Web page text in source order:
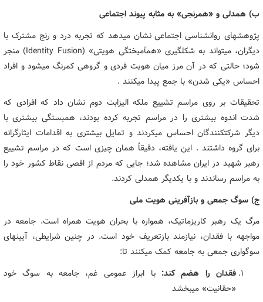
ب) همدلی و «همرنجی» به مثابه پیوند اجتماعی
پژوهشهای روانشناسی اجتماعی نشان میدهد که تجربه درد و رنج مشترک با
دیگران، میتواند به شکلگیری «همآمیختگی هویتی» (Identity Fusion) منجر
شود؛ حالتی که در آن مرز میان هویت فردی و گروهی کمرنگ میشود و افراد
احساس «یکی شدن» با جمع پیدا میکنند .
تحقیقات بر روی مراسم تشییع ملکه الیزابت دوم نشان داد که افرادی که
شدت اندوه بیشتری را در مراسم تجربه کرده بودند، همبستگی بیشتری با
دیگر شرکتکنندگان احساس میکردند و تمایل بیشتری به اقدامات ایثارگرانه
برای گروه داشتند . این یافته، دقیقاً همان چیزی است که در مراسم تشییع
رهبر شهید در ایران مشاهده شد؛ جایی که مردم از اقصی نقاط کشور خود را
به مراسم رساندند و با یکدیگر همدلی کردند.
ج) سوگ جمعی و بازآفرینی هویت ملی
مرگ یک رهبر کاریزماتیک، همواره با بحران هویت همراه است. جامعه در
مواجهه با فقدان، نیازمند بازتعریف خود است. در چنین شرایطی، آیینهای
سوگواری جمعی به جامعه کمک میکنند تا:
فقدان را هضم کند: با ابراز عمومی غم، جامعه به سوگ خود
«حقانیت» میبخشد